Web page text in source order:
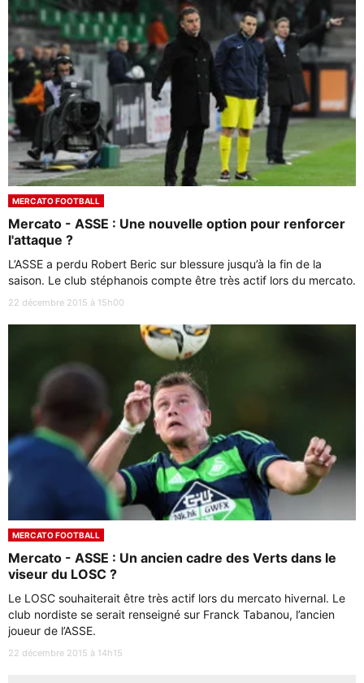
MERCATO FOOTBALL
Mercato - ASSE : Une nouvelle option pour renforcer
l'attaque ?
L’ASSE a perdu Robert Beric sur blessure jusqu’à la fin de la
saison. Le club stéphanois compte être très actif lors du mercato.
22 décembre 2015 à 15h00
MERCATO FOOTBALL
Mercato - ASSE : Un ancien cadre des Verts dans le
viseur du LOSC ?
Le LOSC souhaiterait être très actif lors du mercato hivernal. Le
club nordiste se serait renseigné sur Franck Tabanou, l’ancien
joueur de l’ASSE.
22 décembre 2015 à 14h15